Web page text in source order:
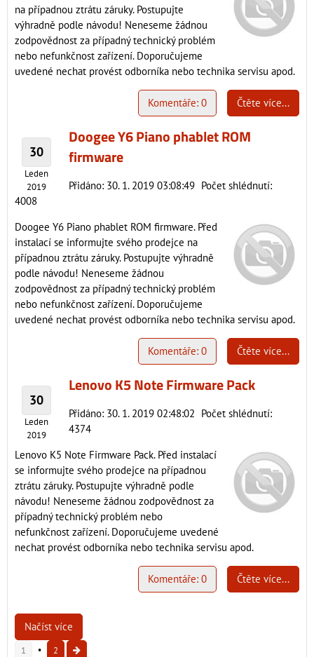
na případnou ztrátu záruky. Postupujte
výhradně podle návodu! Neneseme žádnou
zodpovědnost za případný technický problém
nebo nefunkčnost zařízení. Doporučujeme
uvedené nechat provést odborníka nebo technika servisu apod.
Čtěte více...
Komentáře: 0
30
Leden
2019
Doogee Y6 Piano phablet ROM
firmware
Přidáno: 30. 1. 2019 03:08:49 Počet shlédnutí:
4008
Doogee Y6 Piano phablet ROM firmware. Před
instalací se informujte svého prodejce na
případnou ztrátu záruky. Postupujte výhradně
podle návodu! Neneseme žádnou
zodpovědnost za případný technický problém
nebo nefunkčnost zařízení. Doporučujeme
uvedené nechat provést odborníka nebo technika servisu apod.
Čtěte více...
Komentáře: 0
30
Leden
2019
Lenovo K5 Note Firmware Pack
Přidáno: 30. 1. 2019 02:48:02 Počet shlédnutí:
4374
Lenovo K5 Note Firmware Pack. Před instalací
se informujte svého prodejce na případnou
ztrátu záruky. Postupujte výhradně podle
návodu! Neneseme žádnou zodpovědnost za
případný technický problém nebo
nefunkčnost zařízení. Doporučujeme uvedené
nechat provést odborníka nebo technika servisu apod.
Čtěte více...
Komentáře: 0
Načíst více
1 2